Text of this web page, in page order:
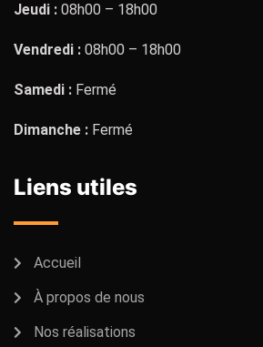
Jeudi : 08h00 – 18h00
Vendredi : 08h00 – 18h00
Samedi : Fermé
Dimanche : Fermé
Liens utiles
Accueil
À propos de nous
Nos réalisations